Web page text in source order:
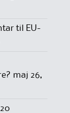
til EU-
maj 26,